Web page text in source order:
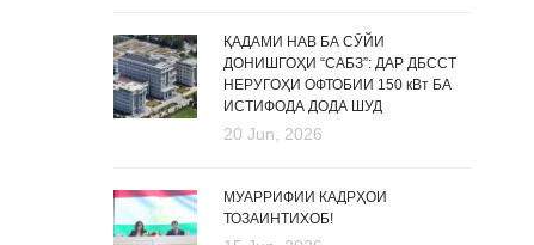
ҚАДАМИ НАВ БА СӮЙИ
ДОНИШГОҲИ “САБЗ”: ДАР ДБССТ
НЕРУГОҲИ ОФТОБИИ 150 кВт БА
ИСТИФОДА ДОДА ШУД
20 Jun, 2026
МУАРРИФИИ КАДРҲОИ
ТОЗАИНТИХОБ!